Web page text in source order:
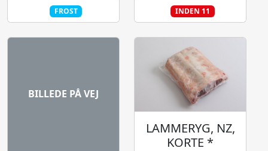
FROST INDEN 11
BILLEDE PÅ VEJ
LAMMERYG, NZ,
KORTE *